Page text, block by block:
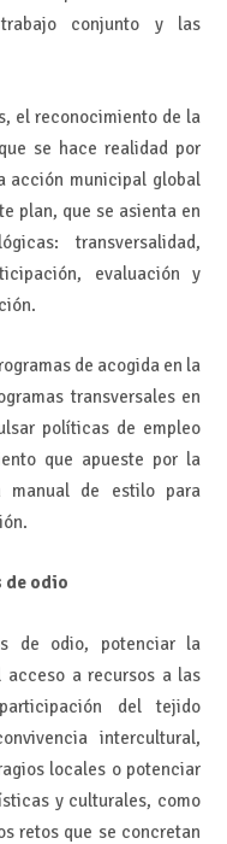
conjunto y las
el reconocimiento de la
se hace realidad por
acción municipal global
plan, que se asienta en
transversalidad,
evaluación y
de acogida en la
transversales en
políticas de empleo
que apueste por la
manual de estilo para
de odio
de odio, potenciar la
a recursos a las
del tejido
intercultural,
locales o potenciar
y culturales, como
retos que se concretan